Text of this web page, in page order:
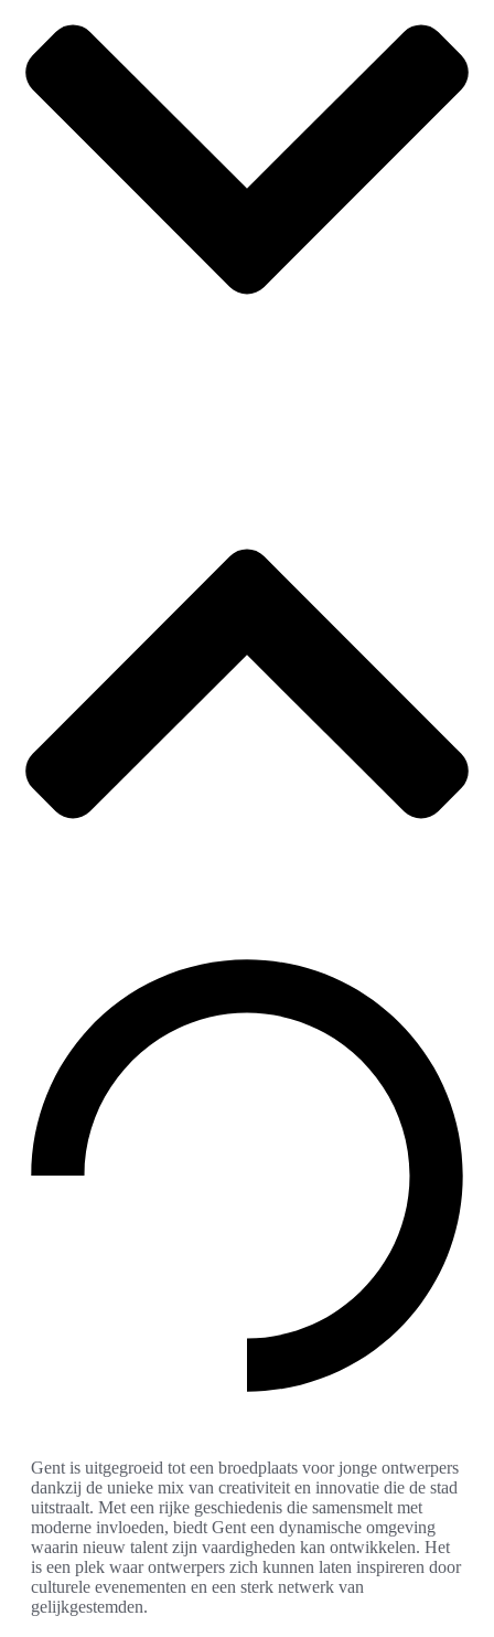
Gent is uitgegroeid tot een broedplaats voor jonge ontwerpers
dankzij de unieke mix van creativiteit en innovatie die de stad
uitstraalt. Met een rijke geschiedenis die samensmelt met
moderne invloeden, biedt Gent een dynamische omgeving
waarin nieuw talent zijn vaardigheden kan ontwikkelen. Het
is een plek waar ontwerpers zich kunnen laten inspireren door
culturele evenementen en een sterk netwerk van
gelijkgestemden.